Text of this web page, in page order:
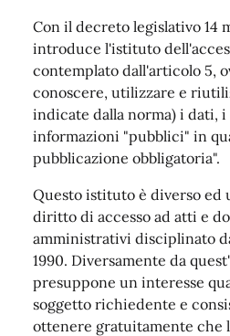
Con il decreto legislativo 14
introduce l'istituto
contemplato dall'articolo 5,
conoscere, utilizzare e
indicate dalla norma) i dati,
informazioni "pubblici" in
pubblicazione obbligatoria".
Questo istituto è diverso ed
diritto di accesso ad atti e
amministrativi disciplinato
1990. Diversamente da
presuppone un interesse
soggetto richiedente e
ottenere gratuitamente che